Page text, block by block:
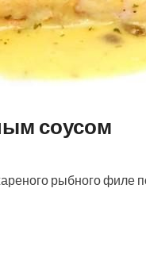
соусом
рыбного филе